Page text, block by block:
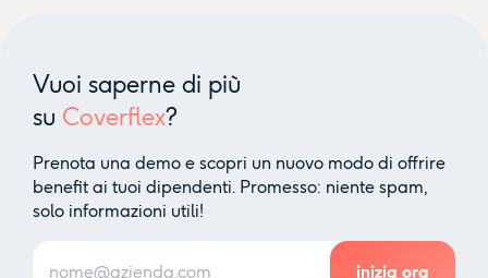
Vuoi saperne di più
su Coverflex?
Prenota una demo e scopri un nuovo modo di offrire
benefit ai tuoi dipendenti. Promesso: niente spam,
solo informazioni utili!